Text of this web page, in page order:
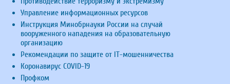
Управление информационных ресурсов
Инструкция Минобрнауки России на случай
вооруженного нападения на образовательную
организацию
Рекомендации по защите от IT-мошенничества
Коронавирус COVID-19
Профком